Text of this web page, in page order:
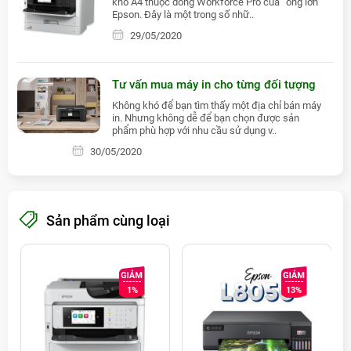
hợp nhất.
8 Tính Năng Nổi Bật Của Máy In
Epson C5790
Epson. Đây là một trong số nhữ..
29/05/2020
Tư vấn mua máy in cho từng đối tượng
Không khó để bạn tìm thấy một địa chỉ bán máy
in. Nhưng không dễ để bạn chọn được sản
phẩm phù hợp với nhu cầu sử dụng v..
30/05/2020
Sản phẩm cùng loại
1% 13%